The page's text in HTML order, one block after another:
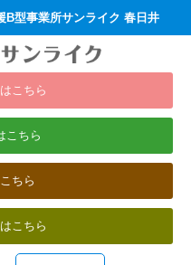
B型事業所サンライク 春日井
こちら
こちら
ちら
こちら